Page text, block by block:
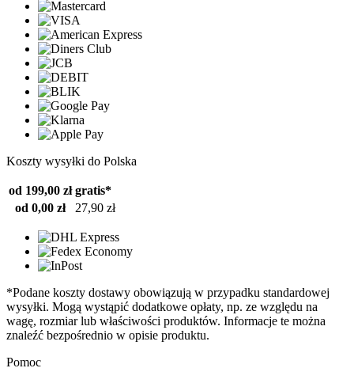
Koszty wysyłki do Polska
od 199,00 zł gratis*
od 0,00 zł
27,90 zł
*Podane koszty dostawy obowiązują w przypadku standardowej
wysyłki. Mogą wystąpić dodatkowe opłaty, np. ze względu na
wagę, rozmiar lub właściwości produktów. Informacje te można
znaleźć bezpośrednio w opisie produktu.
Pomoc